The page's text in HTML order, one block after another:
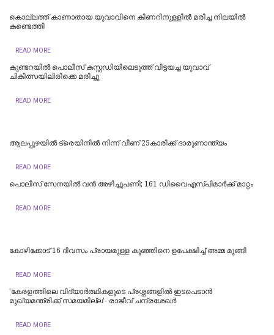
കൊല്ലത്ത് കാണാതായ യുവാവിനെ കിണറിനുള്ളിൽ മരിച്ച നിലയിൽ
കണ്ടെത്തി
READ MORE
കുണ്ടറയിൽ പൊലീസ് കസ്റ്റഡിയിലെടുത്ത് വിട്ടയച്ച യുവാവ്
ചികിത്സയിലിരിക്കെ മരിച്ചു
READ MORE
ആലപ്പുഴയിൽ ട്രെയിനില്‍ നിന്ന് വീണ് 25കാരിക്ക് ദാരുണാന്ത്യം
READ MORE
പൊലീസ് സേനയിൽ വൻ അഴിച്ചുപണി; 161 ഡിവൈഎസ്പിമാര്‍ക്ക് മാറ്റം
READ MORE
കോഴിക്കോട് 16 ​ദിവസം പ്രായമുള്ള കുഞ്ഞിനെ ഉപേക്ഷിച്ച് അമ്മ മുങ്ങി
READ MORE
'കേരളത്തിലെ വിദ്യാർത്ഥികളുടെ പ്രശ്നങ്ങളിൽ ഇടപെടാൻ
മുഖ്യമന്ത്രിക്ക് സമയമില്ല'- രാജീവ് ചന്ദ്രശേഖർ
READ MORE